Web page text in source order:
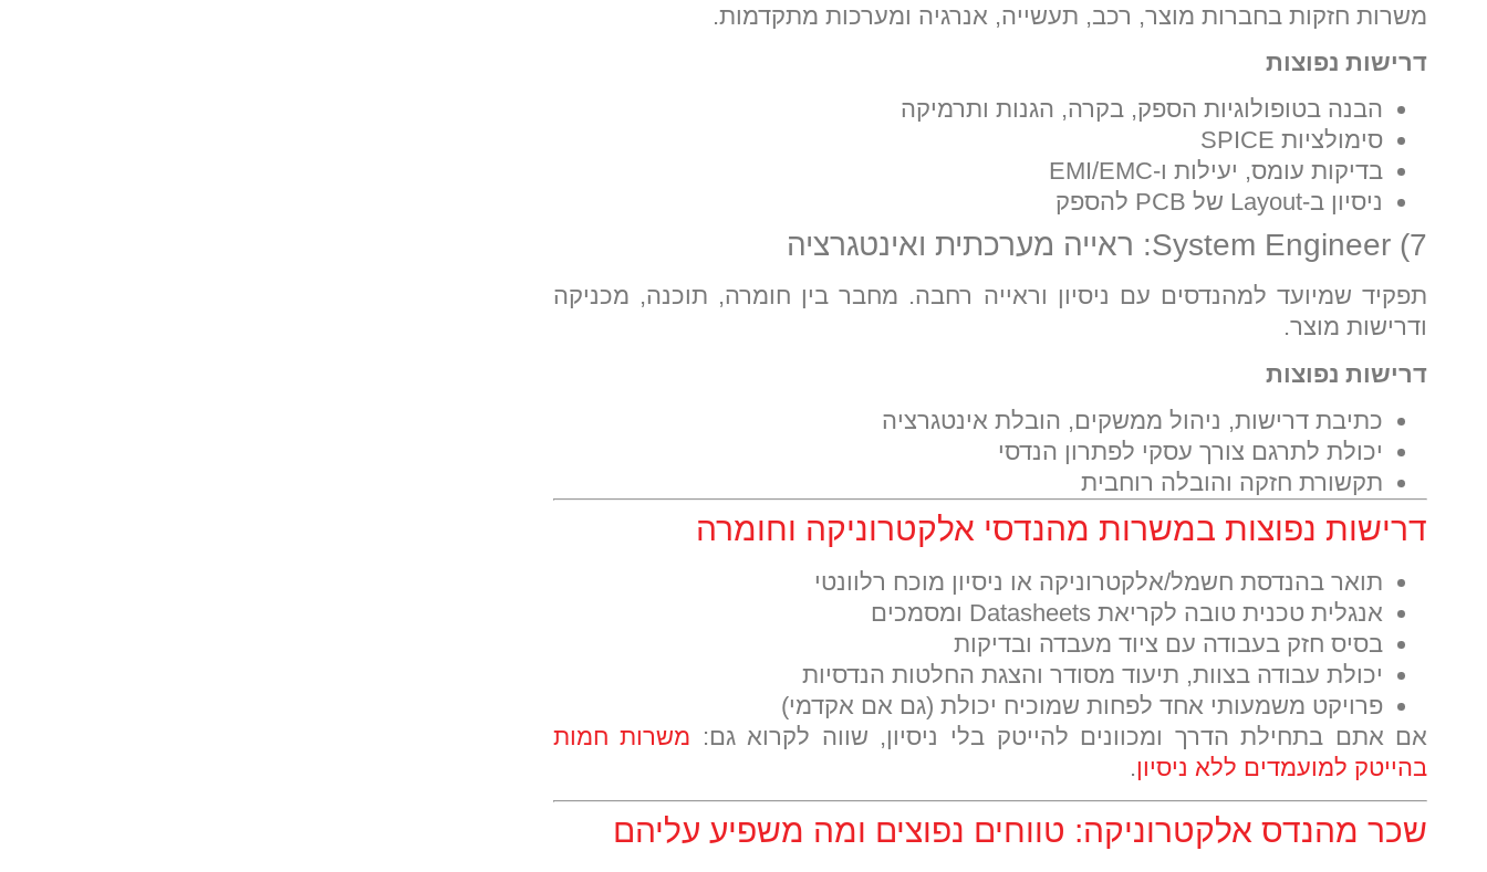
משרות חזקות בחברות מוצר, רכב, תעשייה, אנרגיה ומערכות מתקדמות.
דרישות נפוצות
הבנה בטופולוגיות הספק, בקרה, הגנות ותרמיקה
סימולציות SPICE
בדיקות עומס, יעילות ו-EMI/EMC
ניסיון ב-Layout של PCB להספק
7) System Engineer: ראייה מערכתית ואינטגרציה
תפקיד שמיועד למהנדסים עם ניסיון וראייה רחבה. מחבר בין חומרה, תוכנה, מכניקה
ודרישות מוצר.
דרישות נפוצות
כתיבת דרישות, ניהול ממשקים, הובלת אינטגרציה
יכולת לתרגם צורך עסקי לפתרון הנדסי
תקשורת חזקה והובלה רוחבית
דרישות נפוצות במשרות מהנדסי אלקטרוניקה וחומרה
תואר בהנדסת חשמל/אלקטרוניקה או ניסיון מוכח רלוונטי
אנגלית טכנית טובה לקריאת Datasheets ומסמכים
בסיס חזק בעבודה עם ציוד מעבדה ובדיקות
יכולת עבודה בצוות, תיעוד מסודר והצגת החלטות הנדסיות
פרויקט משמעותי אחד לפחות שמוכיח יכולת (גם אם אקדמי)
אם אתם בתחילת הדרך ומכוונים להייטק בלי ניסיון, שווה לקרוא גם: משרות חמות
בהייטק למועמדים ללא ניסיון.
שכר מהנדס אלקטרוניקה: טווחים נפוצים ומה משפיע עליהם